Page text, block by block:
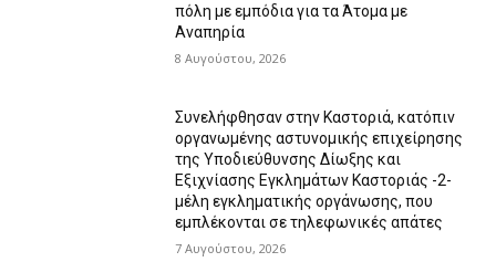
πόλη με εμπόδια για τα Άτομα με
Αναπηρία
8 Αυγούστου, 2026
Συνελήφθησαν στην Καστοριά, κατόπιν
οργανωμένης αστυνομικής επιχείρησης
της Υποδιεύθυνσης Δίωξης και
Εξιχνίασης Εγκλημάτων Καστοριάς -2-
μέλη εγκληματικής οργάνωσης, που
εμπλέκονται σε τηλεφωνικές απάτες
7 Αυγούστου, 2026